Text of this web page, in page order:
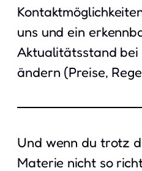
uns und ein
Aktualitätsstand bei
ändern (Preise,
Und wenn du trotz
Materie nicht so